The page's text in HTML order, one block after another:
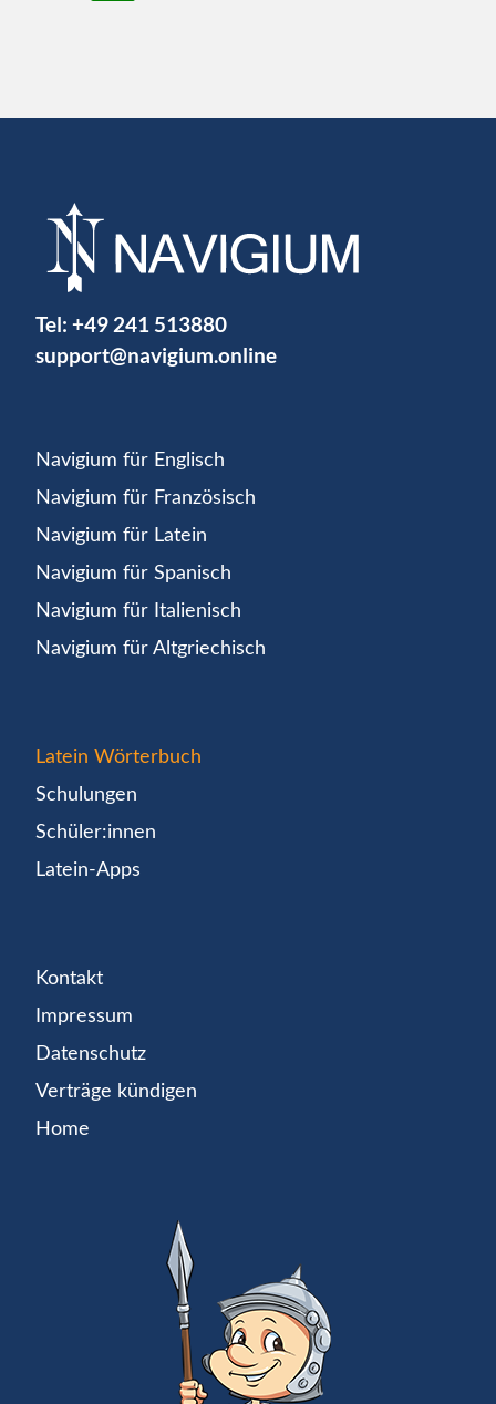
Tel: +49 241 513880
support@navigium.online
Navigium für Englisch
Navigium für Französisch
Navigium für Latein
Navigium für Spanisch
Navigium für Italienisch
Navigium für Altgriechisch
Latein Wörterbuch
Schulungen
Schüler:innen
Latein-Apps
Kontakt
Impressum
Datenschutz
Verträge kündigen
Home